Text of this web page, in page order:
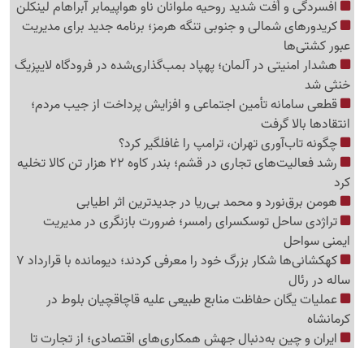
افسردگی و اُفت شدید روحیه ملوانان ناو هواپیمابر آبراهام لینکلن
کریدورهای شمالی و جنوبی تنگه هرمز؛ برنامه جدید برای مدیریت
عبور کشتی‌ها
هشدار امنیتی در آلمان؛ پهپاد بمب‌گذاری‌شده در فرودگاه لایپزیگ
خنثی شد
قطعی سامانه تأمین اجتماعی و افزایش پرداخت از جیب مردم؛
انتقادها بالا گرفت
چگونه تاب‌آوری تهران، ترامپ را غافلگیر کرد؟
رشد فعالیت‌های تجاری در قشم؛ بندر کاوه 22 هزار تن کالا تخلیه
کرد
هومن برق‌نورد و محمد بی‌ریا در جدیدترین اثر اطیابی
تراژدی ساحل توسکسرای رامسر؛ ضرورت بازنگری در مدیریت
ایمنی سواحل
کهکشانی‌ها شکار بزرگ خود را معرفی کردند؛ دیومانده با قرارداد 7
ساله در رئال
عملیات یگان حفاظت منابع طبیعی علیه قاچاقچیان بلوط در
کرمانشاه
ایران و چین به‌دنبال جهش همکاری‌های اقتصادی؛ از تجارت تا